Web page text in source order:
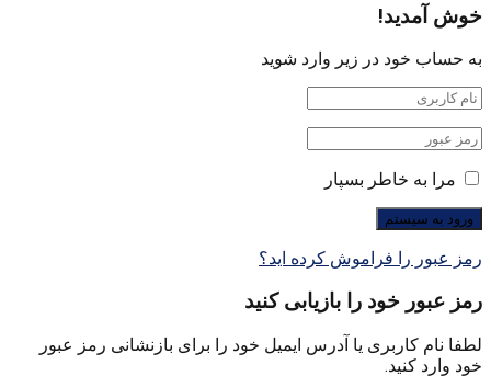
خوش آمدید!
به حساب خود در زیر وارد شوید
مرا به خاطر بسپار
رمز عبور را فراموش کرده اید؟
رمز عبور خود را بازیابی کنید
لطفا نام کاربری یا آدرس ایمیل خود را برای بازنشانی رمز عبور
خود وارد کنید.